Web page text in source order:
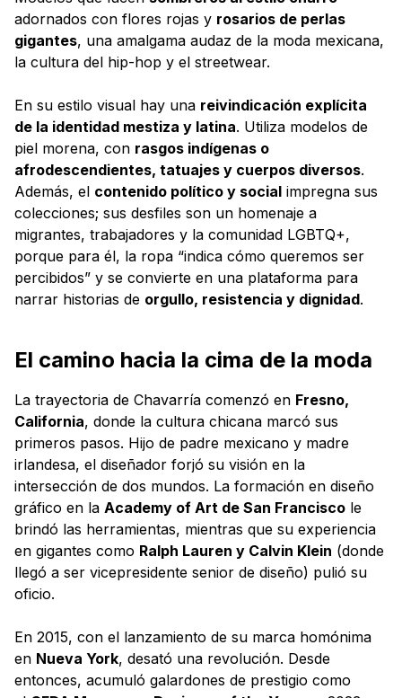
adornados con flores rojas y rosarios de perlas
gigantes, una amalgama audaz de la moda mexicana,
la cultura del hip-hop y el streetwear.
En su estilo visual hay una reivindicación explícita
de la identidad mestiza y latina. Utiliza modelos de
piel morena, con rasgos indígenas o
afrodescendientes, tatuajes y cuerpos diversos.
Además, el contenido político y social impregna sus
colecciones; sus desfiles son un homenaje a
migrantes, trabajadores y la comunidad LGBTQ+,
porque para él, la ropa “indica cómo queremos ser
percibidos” y se convierte en una plataforma para
narrar historias de orgullo, resistencia y dignidad.
El camino hacia la cima de la moda
La trayectoria de Chavarría comenzó en Fresno,
California, donde la cultura chicana marcó sus
primeros pasos. Hijo de padre mexicano y madre
irlandesa, el diseñador forjó su visión en la
intersección de dos mundos. La formación en diseño
gráfico en la Academy of Art de San Francisco le
brindó las herramientas, mientras que su experiencia
en gigantes como Ralph Lauren y Calvin Klein (donde
llegó a ser vicepresidente senior de diseño) pulió su
oficio.
En 2015, con el lanzamiento de su marca homónima
en Nueva York, desató una revolución. Desde
entonces, acumuló galardones de prestigio como